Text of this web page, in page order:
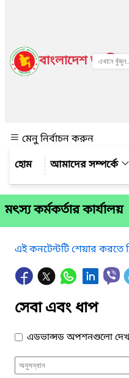
বাংলাদেশ জাতীয়
মেনু নির্বাচন করুন
আমাদের সম্পর্কে
মৎস্য কর্মকর্তার কার্যালয়
এই কনটেন্টটি শেয়ার করতে
সেবা এবং ধাপ
এডভান্সড অপশনগুলো